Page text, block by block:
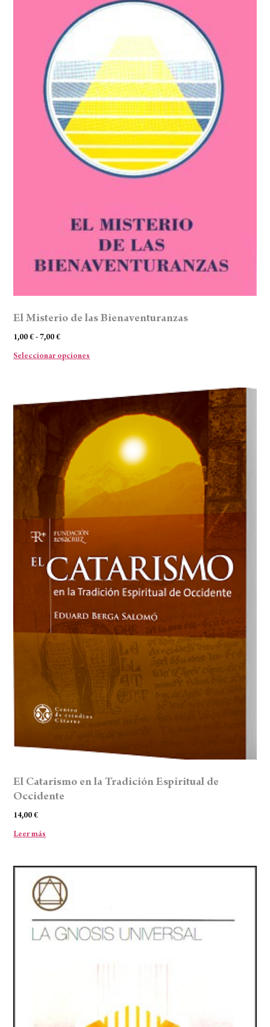
El Misterio de las Bienaventuranzas
1,00€ - 7,00€
Seleccionar opciones
El Catarismo en la Tradición Espiritual de
Occidente
14,00€
Leer más